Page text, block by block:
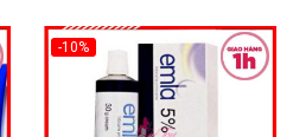
-10%